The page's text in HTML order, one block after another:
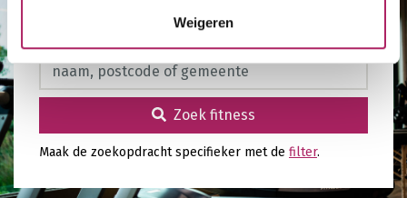
Weigeren
Zoek fitness in mijn buurt
Zoek fitness
Zoek fitness
Maak de zoekopdracht specifieker met de filter.